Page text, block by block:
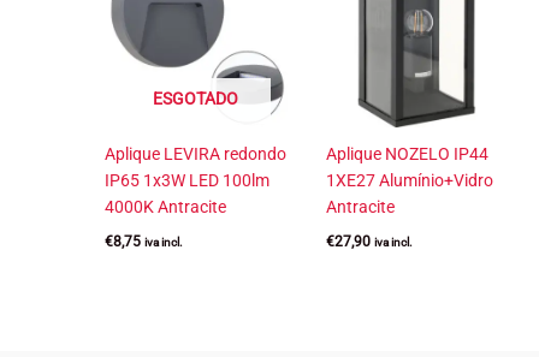
ESGOTADO
Aplique LEVIRA redondo
IP65 1x3W LED 100lm
4000K Antracite
€8,75 iva incl.
Aplique NOZELO IP44
1XE27 Alumínio+Vidro
Antracite
€27,90 iva incl.